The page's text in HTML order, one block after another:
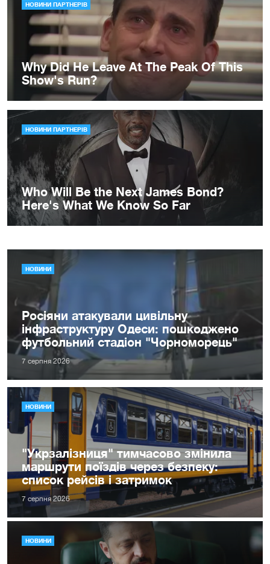
НОВИНИ
Росіяни атакували цивільну
інфраструктуру Одеси: пошкоджено
футбольний стадіон "Чорноморець"
7 серпня 2026
НОВИНИ
"Укрзалізниця" тимчасово змінила
маршрути поїздів через безпеку:
список рейсів і затримок
7 серпня 2026
НОВИНИ